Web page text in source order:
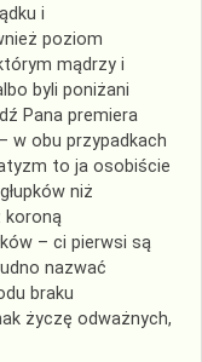
i
poziom
mądrzy i
byli poniżani
Pana premiera
w obu przypadkach
to ja osobiście
niż
koroną
– ci pierwsi są
nazwać
braku
życzę odważnych,